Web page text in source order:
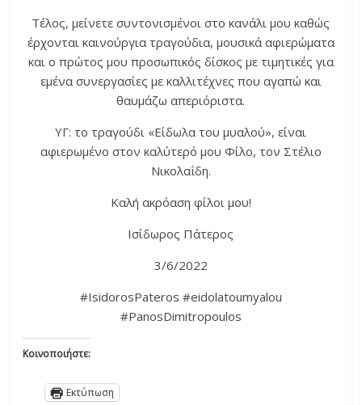
Τέλος, μείνετε συντονισμένοι στο κανάλι μου καθώς
έρχονται καινούργια τραγούδια, μουσικά αφιερώματα
και ο πρώτος μου προσωπικός δίσκος με τιμητικές για
εμένα συνεργασίες με καλλιτέχνες που αγαπώ και
θαυμάζω απεριόριστα.
ΥΓ: το τραγούδι «Είδωλα του μυαλού», είναι
αφιερωμένο στον καλύτερό μου Φίλο, τον Στέλιο
Νικολαΐδη.
Καλή ακρόαση φίλοι μου!
Ισίδωρος Πάτερος
3/6/2022
#IsidorosPateros #eidolatoumyalou
#PanosDimitropoulos
Κοινοποιήστε:
Εκτύπωση